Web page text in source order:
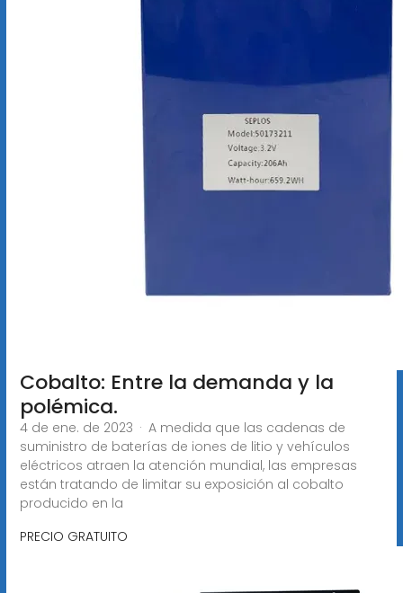
Cobalto: Entre la demanda y la
polémica.
4 de ene. de 2023 · A medida que las cadenas de
suministro de baterías de iones de litio y vehículos
eléctricos atraen la atención mundial, las empresas
están tratando de limitar su exposición al cobalto
producido en la
PRECIO GRATUITO